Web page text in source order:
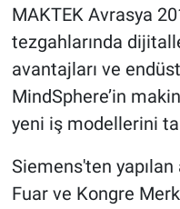
MAKTEK Avrasya
tezgahlarında
avantajları ve
MindSphere’in
yeni iş modellerini
Siemens'ten yapılan
Fuar ve Kongre